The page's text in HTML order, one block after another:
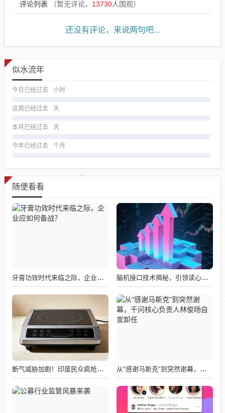
评论列表 （暂无评论， 13730人围观）
还没有评论，来说两句吧...
似水流年
今日已经过去 小时
这周已经过去 天
本月已经过去 天
今年已经过去 个月
随便看看
牙膏功效时代来临之际，企业应如何备战？ 脑机接口技术揭秘，引领读心术革命的领跑者大盘点
断气威胁加剧！印度民众疯抢电磁炉 制造商将从中国空运部件 从“感谢马斯克”到突然谢幕，千问核心负责人林俊旸自宣卸任